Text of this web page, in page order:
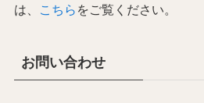
は、
こちら をご覧ください。
お問い合わせ